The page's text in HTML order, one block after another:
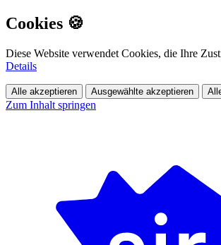
Cookies 🍪
Diese Website verwendet Cookies, die Ihre
Details
Alle akzeptieren Ausgewählte akzeptieren
Zum Inhalt springen